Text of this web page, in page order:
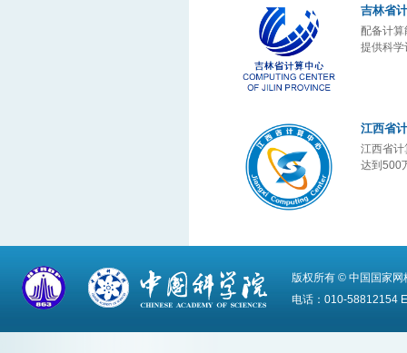
吉林省
配备计
提供科学
江西省
江西省计
达到500
版权所有 © 中国国家
电话：010-58812154